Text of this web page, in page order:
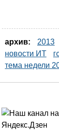
архив: 2013
новости ИТ
тема недели